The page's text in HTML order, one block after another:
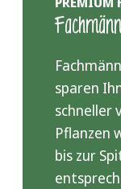
sparen
schneller
Pflanzen
bis zur